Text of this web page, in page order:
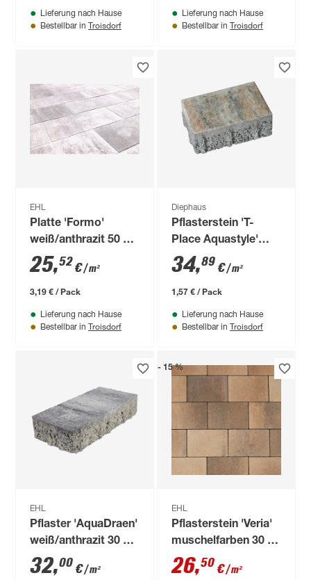
Lieferung nach Hause
Bestellbar in Troisdorf
Lieferung nach Hause
Bestellbar in Troisdorf
EHL
Platte 'Formo'
weiß/anthrazit 50 x
25 x 4 cm
25,52€/ m²
3,19 € / Pack
Lieferung nach Hause
Bestellbar in Troisdorf
Diephaus
Pflasterstein 'T-
Place Aquastyle'
Beton
muschelkalkfarben
30 x 15 x 6 cm
34,89 €/ m²
1,57 € / Pack
Lieferung nach Hause
Bestellbar in Troisdorf
EHL
Pflaster 'AquaDraen'
weiß/anthrazit 30 x
15 x 6 cm
32,00 €/ m²
- 15 %
EHL
Pflasterstein 'Veria'
muschelfarben 30 x
20 x 6 cm
26,50 €/ m²